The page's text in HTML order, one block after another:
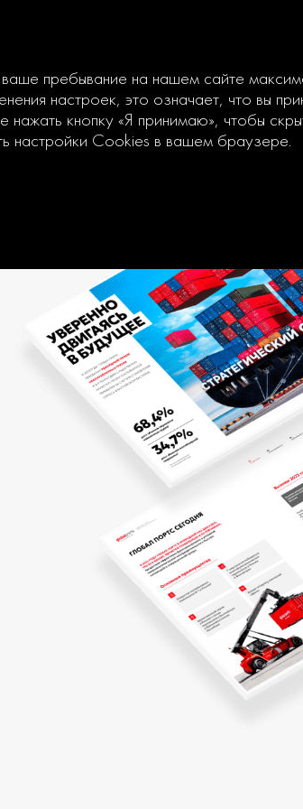
пребывание на нашем сайте
настроек, это означает, что вы
кнопку «Я принимаю», чтобы
настройки Cookies в вашем браузере.